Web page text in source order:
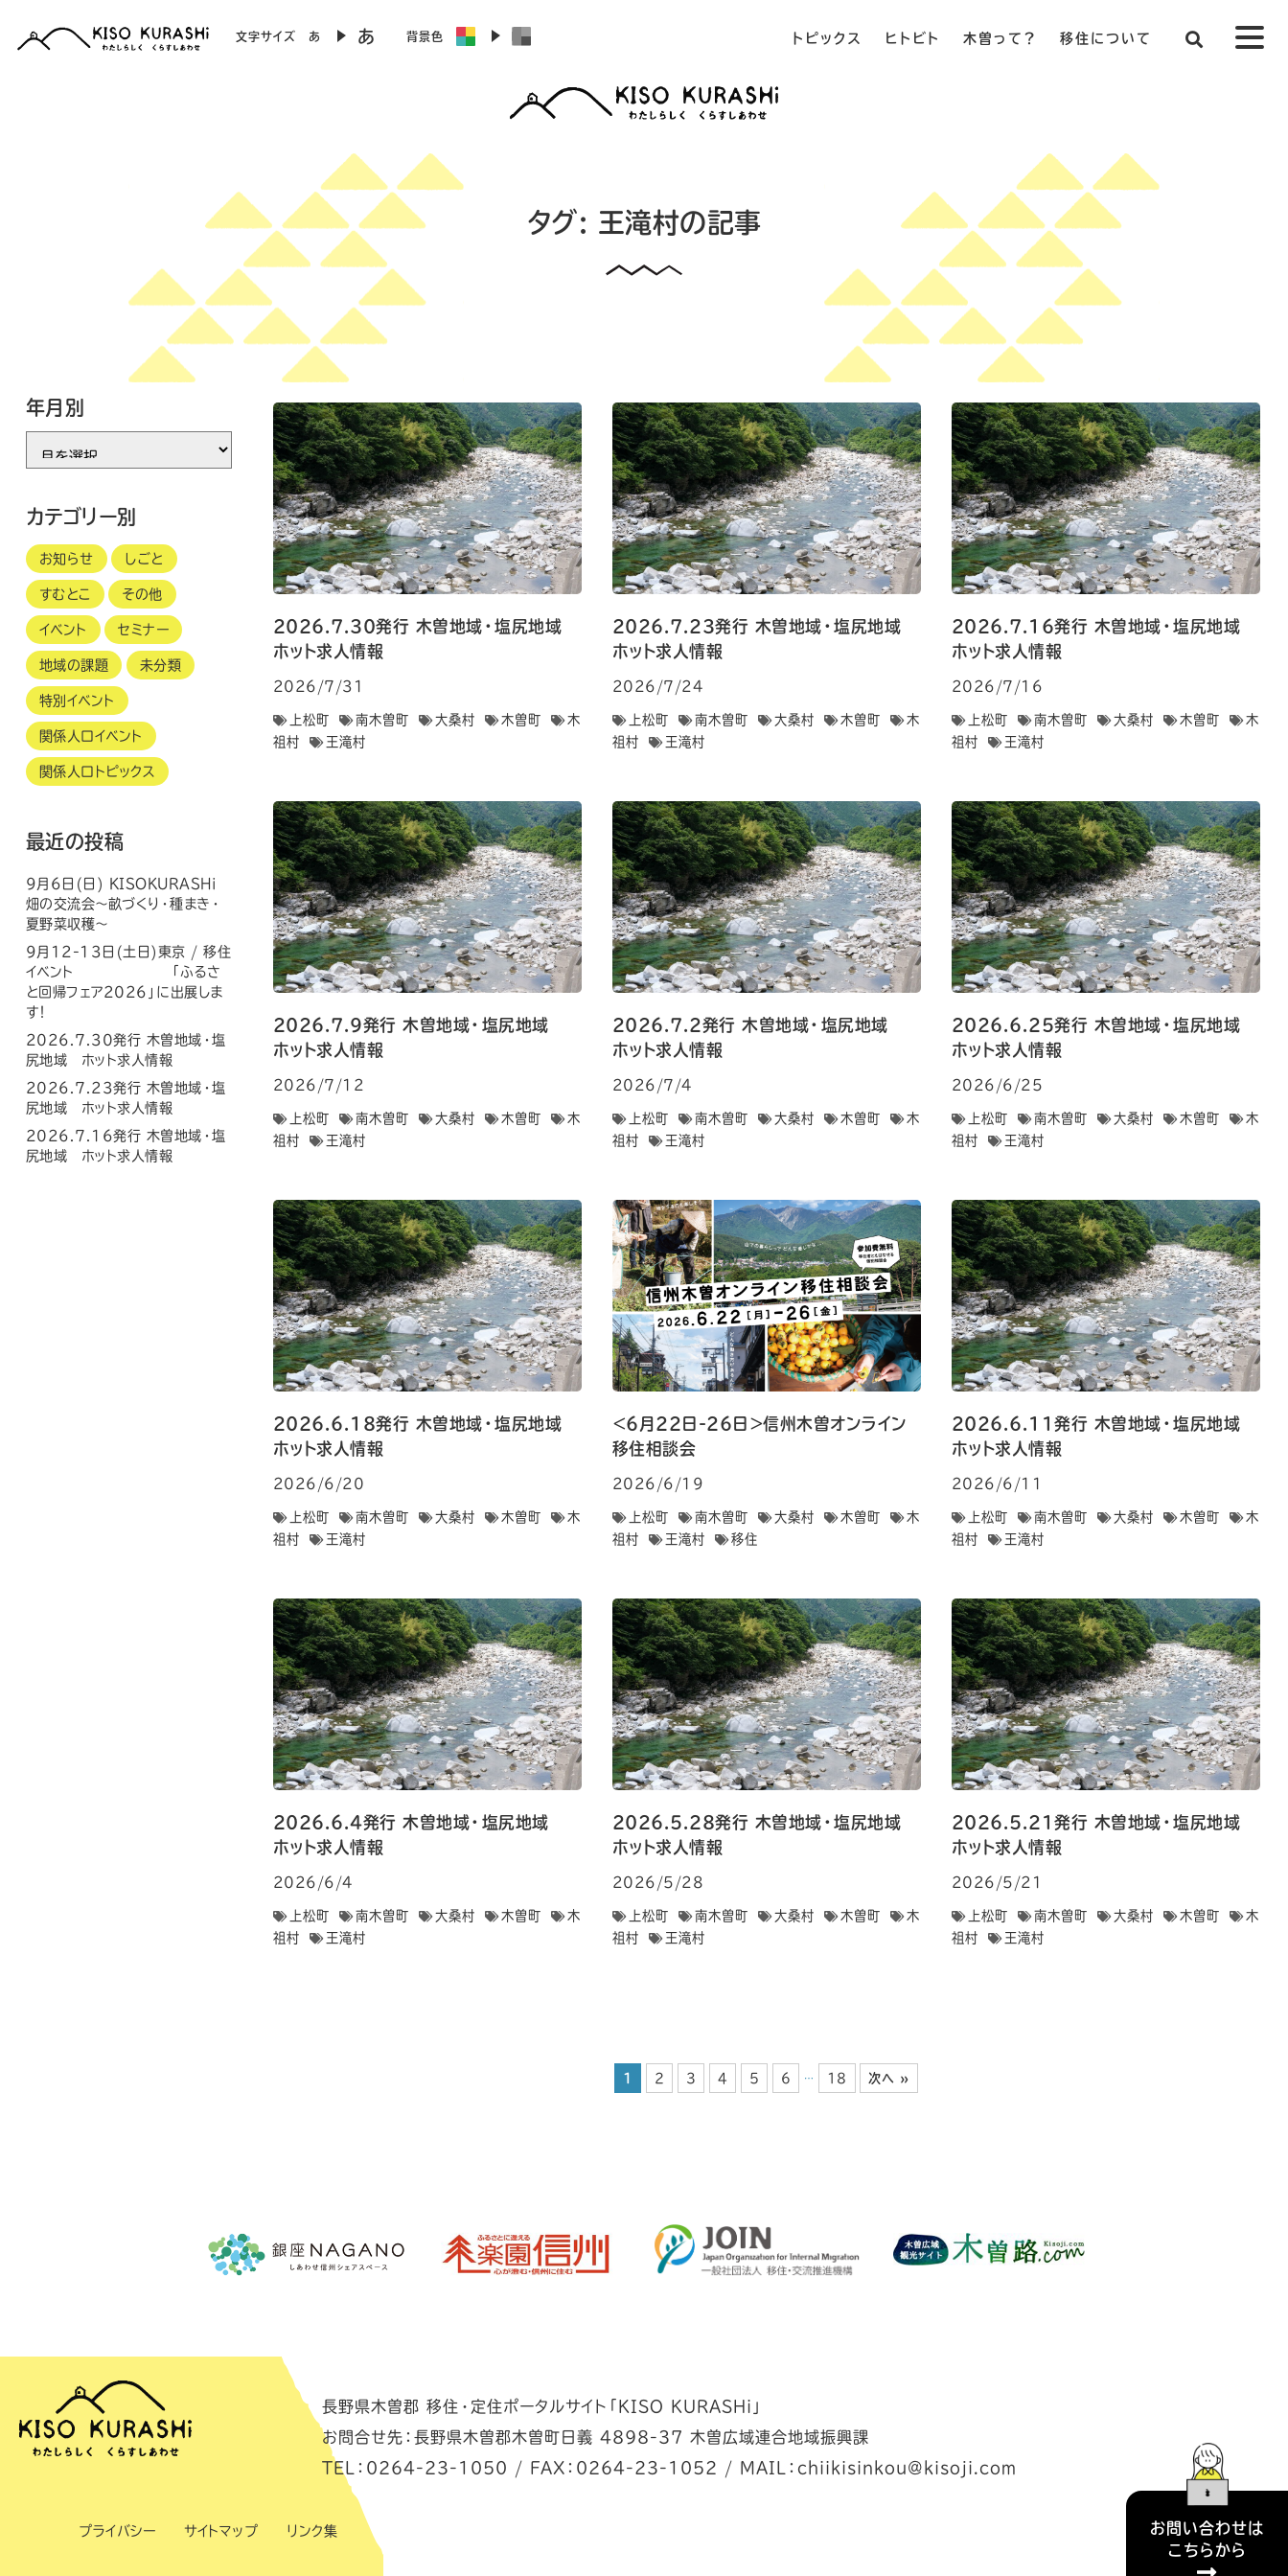
文字サイズ あ あ 背景色 トピックス ヒトビト 木曽って？ 移住について
タグ: 王滝村の記事
年月別
カテゴリー別
お知らせ しごと
すむとこ その他
イベント セミナー
地域の課題 未分類
特別イベント
関係人口イベント
関係人口トピックス
最近の投稿
9月6日(日) KISOKURASHi
畑の交流会〜畝づくり・種まき・
夏野菜収穫〜
9月12-13日(土日)東京 / 移住
イベント 「ふるさ
と回帰フェア2026」に出展しま
す！
2026.7.30発行 木曽地域・塩
尻地域 ホット求人情報
2026.7.23発行 木曽地域・塩
尻地域 ホット求人情報
2026.7.16発行 木曽地域・塩
尻地域 ホット求人情報
2026.7.30発行 木曽地域・塩尻地域
ホット求人情報
2026/7/31
上松町 南木曽町 大桑村 木曽町
木
祖村
王滝村
2026.7.23発行 木曽地域・塩尻地域
ホット求人情報
2026/7/24
上松町 南木曽町 大桑村 木曽町
木
祖村
王滝村
2026.7.16発行 木曽地域・塩尻地域
ホット求人情報
2026/7/16
上松町 南木曽町 大桑村 木曽町
木
祖村
王滝村
2026.7.9発行 木曽地域・塩尻地域
ホット求人情報
2026/7/12
上松町 南木曽町 大桑村 木曽町
木
祖村
王滝村
2026.7.2発行 木曽地域・塩尻地域
ホット求人情報
2026/7/4
上松町 南木曽町 大桑村 木曽町
木
祖村
王滝村
2026.6.25発行 木曽地域・塩尻地域
ホット求人情報
2026/6/25
上松町 南木曽町 大桑村 木曽町
木
祖村
王滝村
2026.6.18発行 木曽地域・塩尻地域
ホット求人情報
2026/6/20
上松町 南木曽町 大桑村 木曽町
木
祖村
王滝村
＜6月22日-26日＞信州木曽オンライン
移住相談会
2026/6/19
上松町 南木曽町 大桑村 木曽町
木
祖村
王滝村 移住
2026.6.11発行 木曽地域・塩尻地域
ホット求人情報
2026/6/11
上松町 南木曽町 大桑村 木曽町
木
祖村
王滝村
2026.6.4発行 木曽地域・塩尻地域
ホット求人情報
2026/6/4
上松町 南木曽町 大桑村 木曽町
木
祖村
王滝村
2026.5.28発行 木曽地域・塩尻地域
ホット求人情報
2026/5/28
上松町 南木曽町 大桑村 木曽町
木
祖村
王滝村
2026.5.21発行 木曽地域・塩尻地域
ホット求人情報
2026/5/21
上松町 南木曽町 大桑村 木曽町
木
祖村
王滝村
1 2 3 4 5 6 … 18 次へ »
お問い合わせは
こちらから
長野県木曽郡 移住・定住ポータルサイト「KISO KURASHi」
お問合せ先：長野県木曽郡木曽町日義 4898-37 木曽広域連合地域振興課
TEL：0264-23-1050
/ FAX：0264-23-1052 / MAIL：chiikisinkou@kisoji.com
プライバシー サイトマップ リンク集